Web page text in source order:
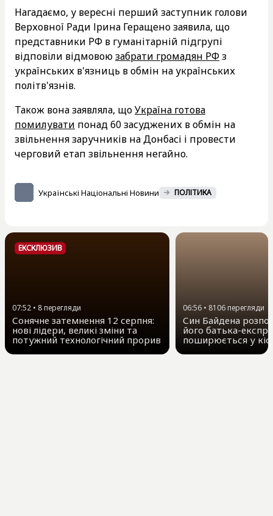
Нагадаємо, у вересні перший заступник голови
Верховної Ради Ірина Геращено заявила, що
представники РФ в гуманітарній підгрупі
відповіли відмовоюзабрати громадян РФз
українських в'язниць в обмін на українських
політв'язнів.
Також вона заявляла, щоУкраїна готова
помилувати понад 60 засуджених в обмін на
звільнення заручників на Донбасі і провести
черговий етап звільнення негайно.
Українські Національні Новини ПОЛІТИКА
ЕКСКЛЮЗИВ
07:52 • 8перегляди
Сонячне затемнення 12 серпня:
нові лідери, великі зміни та
потужний технологічний прорив
06:56 • 8106перегляди
Син Байдена
його батька-
поширюється у